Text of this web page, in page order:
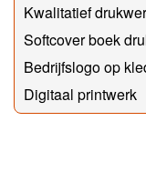
Kwalitatief
Softcover boek
Bedrijfslogo op
Digitaal printwerk